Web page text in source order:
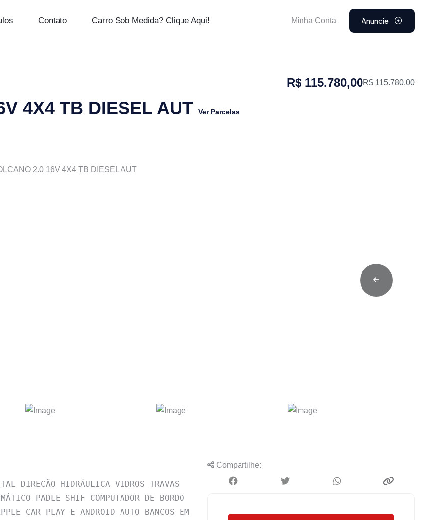
Contato Carro Sob Medida? Clique Aqui! Minha Conta Anuncie
4X4 TB DIESEL AUT Ver Parcelas
R$ 115.780,00R$ 115.780,00
DIREÇÃO HIDRÁULICA VIDROS TRAVAS
PADLE SHIF COMPUTADOR DE BORDO
CAR PLAY E ANDROID AUTO BANCOS EM
Compartilhe: